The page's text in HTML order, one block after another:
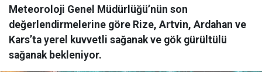
Meteoroloji Genel Müdürlüğü’nün son
değerlendirmelerine göre Rize, Artvin, Ardahan ve
Kars’ta yerel kuvvetli sağanak ve gök gürültülü
sağanak bekleniyor.